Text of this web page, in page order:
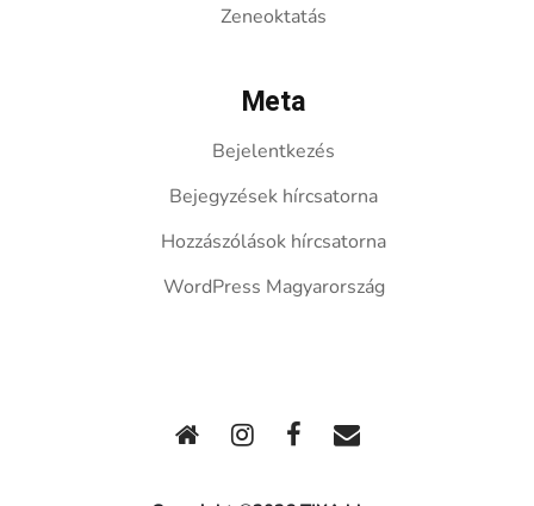
Zeneoktatás
Meta
Bejelentkezés
Bejegyzések hírcsatorna
Hozzászólások hírcsatorna
WordPress Magyarország